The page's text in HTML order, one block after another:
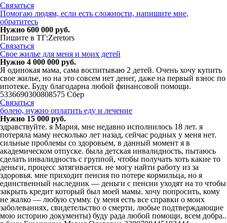
Связаться
Помогаю людям, если есть сложности, напишите мне,
обратитесь
Нужно 600 000 руб.
Пишите в ТГ:Zeretors
Связаться
Свое жилье для меня и моих детей
Нужно 4 000 000 руб.
Я одинокая мама, сама воспитываю 2 детей. Очень хочу купить
свое жилье, но на это совсем нет денег, даже на первый взнос по
ипотеке. Буду благодарна любой финансовой помощи.
5336690300808575 Сбер
Связаться
болею, нужно оплатить еду и лечение
Нужно 15 000 руб.
здравствуйте. я Мария, мне недавно исполнилось 18 лет. я
потеряла маму несколько лет назад, сейчас родных у меня нет.
сильные проблемы со здоровьем, в данный момент я в
академическом отпуске. была детская инвалидность, пытаюсь
сделать инвалидность с группой, чтобы получать хоть какие то
деньги, процесс затягивается. не могу найти работу из за
здоровья. мне приходит пенсия по потере кормильца, но я
единственный наследник — деньги с пенсии уходят на то чтобы
закрыть кредит который был моей мамы. хочу попросить, кому
не жалко — любую сумму. (у меня есть все справки о моих
заболеваниях, свидетельство о смерти, любые подтверждающие
мою историю документы) буду рада любой помощи, всем добра..